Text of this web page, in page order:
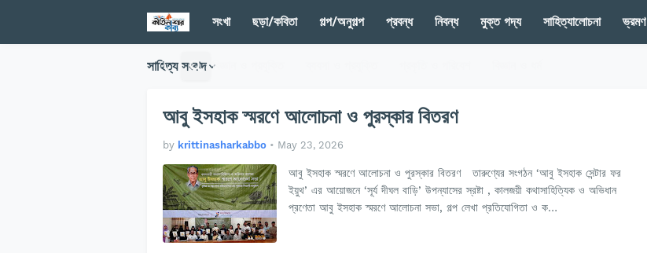
সংখা ছড়া/কবিতা গল্প/অনুগল্প প্রবন্ধ নিবন্ধ মুক্ত গদ্য সাহিত্যালোচনা ভ্রমণ
বিজ্ঞান ও প্রযুক্তি
সাহিত্য সংবাদ
আবু ইসহাক স্মরণে আলোচনা ও পুরস্কার বিতরণ
by krittinasharkabbo • May 23, 2026
আবু ইসহাক স্মরণে আলোচনা ও পুরস্কার বিতরণ তারুণ্যের সংগঠন ‘আবু ইসহাক সেন্টার ফর
ইয়ুথ’ এর আয়োজনে ‘সূর্য দীঘল বাড়ি’ উপন্যাসের স্রষ্টা , কালজয়ী কথাসাহিত্যিক ও অভিধান
প্রণেতা আবু ইসহাক স্মরণে আলোচনা সভা, গল্প লেখা প্রতিযোগিতা ও ক…